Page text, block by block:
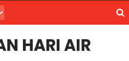
HARI AIR